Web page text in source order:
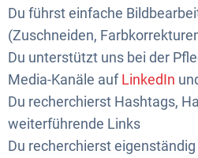
Du führst einfache
(Zuschneiden,
Du unterstützt uns bei der
Media-Kanäle aufLinkedIn
Du recherchierst Hashtags,
weiterführende Links
Du recherchierst